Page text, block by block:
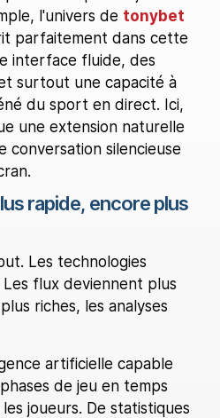
l'univers de tonybet
parfaitement dans cette
interface fluide, des
surtout une capacité à
du sport en direct. Ici,
une extension naturelle
conversation silencieuse
rapide, encore plus
Les technologies
flux deviennent plus
riches, les analyses
artificielle capable
de jeu en temps
joueurs. De statistiques